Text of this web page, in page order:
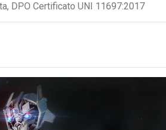
DPO Certificato UNI 11697:2017